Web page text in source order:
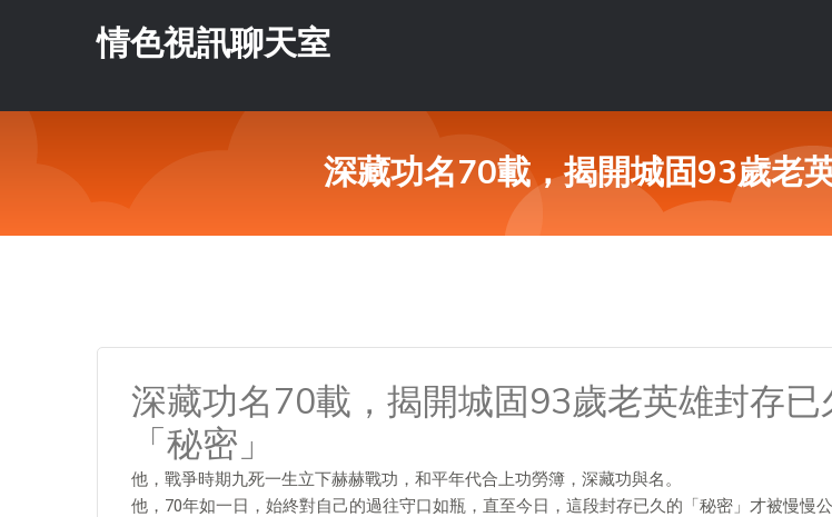
情色視訊聊天室
深藏功名70載，揭開城固93歲老
深藏功名70載，揭開城固93歲老英雄封存已
「秘密」
他，戰爭時期九死一生立下赫赫戰功，和平年代合上功勞簿，深藏功與名。
他，70年如一日，始終對自己的過往守口如瓶，直至今日，這段封存已久的「秘密」才被慢慢公